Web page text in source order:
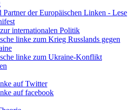
Partner der Europäischen Linken - Lese
internationalen Politik
linke zum Krieg Russlands gegen
linke zum Ukraine-Konflikt
auf Twitter
auf facebook